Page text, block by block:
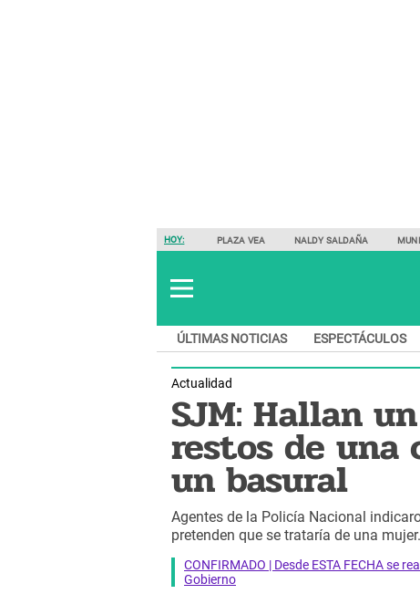
HOY: PLAZA VEA NALDY SALDAÑA
ÚLTIMAS NOTICIAS ESPECTÁCULOS
Actualidad
SJM: Hallan
restos de
un basural
Agentes de la Policía Nacional
pretenden que se trataría de una mujer.
CONFIRMADO | Desde ESTA FECHA se
Gobierno